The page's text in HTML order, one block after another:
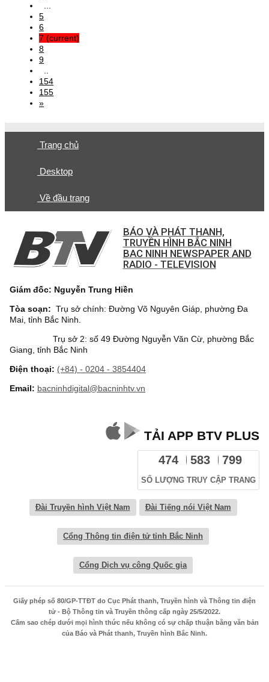
5
6
7 (current)
8
9
154
155
»
Trang chủ
Desktop
Về đầu trang
BÁO VÀ PHÁT THANH,
TRUYỀN HÌNH BẮC NINH
BAC NINH NEWSPAPER AND
RADIO - TELEVISION
Giám đốc: Nguyễn Trung Hiền
Tòa soạn: Trụ sở chính: Đường Võ Nguyên Giáp, phường Đa
Mai, tỉnh Bắc Ninh.
Trụ sở 2: số 49 Đường Nguyễn Văn Cừ, phường Bắc
Giang, tỉnh Bắc Ninh
Điện thoại: (+84) - 0204 - 3854404
Email: bacninhdigital@bacninhtv.vn
TẢI APP BTV PLUS
474 583 799
SỐ LƯỢNG TRUY CẬP TRANG
Đài Truyền hình Việt Nam Đài Tiếng nói Việt Nam
Cổng Thông tin điện tử tỉnh Bắc Ninh
Cổng Dịch vụ công Quốc gia
Giấy phép số 80/GP-TTĐT do Cục Phát thanh, Truyền hình và Thông tin điện
tử - Bộ Thông tin và Truyền thông cấp ngày 25/5/2022.
Cấm sao chép dưới mọi hình thức nếu không có sự chấp thuận bằng văn bản
của Báo và Phát thanh, Truyền hình Bắc Ninh.